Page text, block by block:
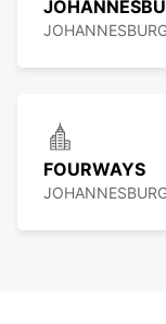
FOURWAYS